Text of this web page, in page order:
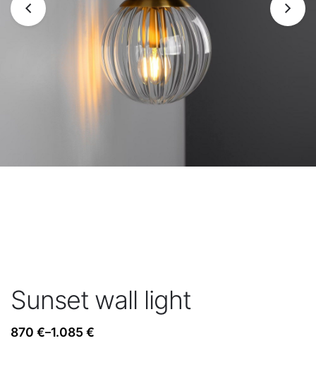
Sunset wall light
870 €–1.085 €
Price